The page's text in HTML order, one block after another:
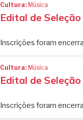
Cultura: Música
Edital de
Inscrições foram
Cultura: Música
Edital de
Inscrições foram